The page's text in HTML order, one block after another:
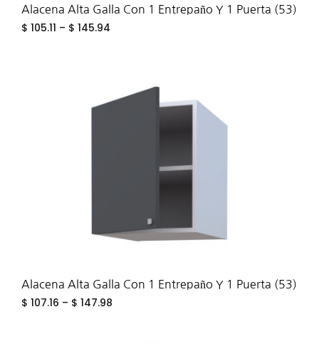
Alacena Alta Galla Con 1 Entrepaño Y 1 Puerta (53)
$ 105.11 – $ 145.94
Alacena Alta Galla Con 1 Entrepaño Y 1 Puerta (53)
$ 107.16 – $ 147.98